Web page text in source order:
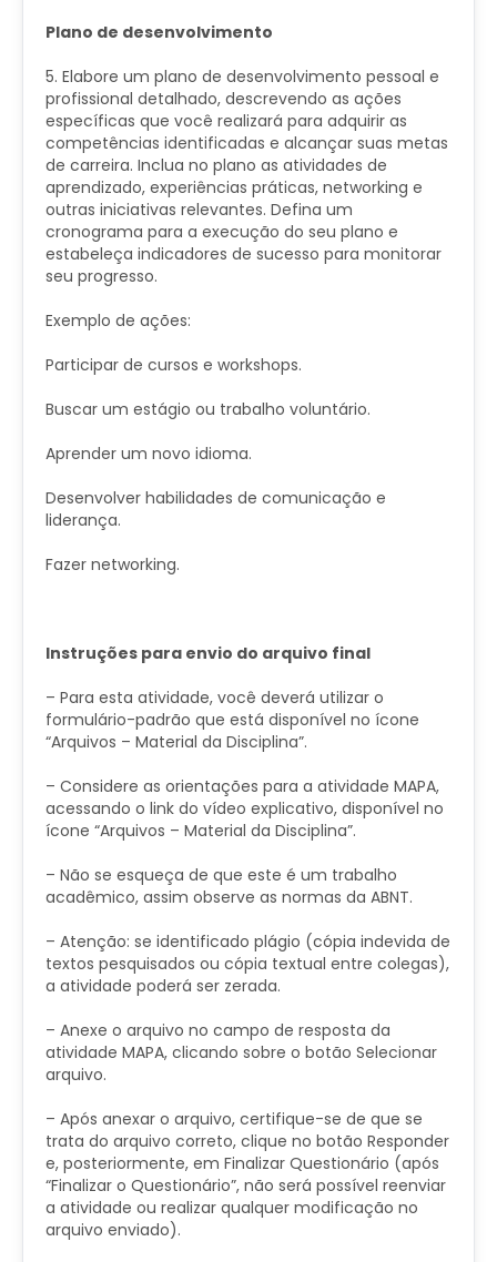
Plano de desenvolvimento
5. Elabore um plano de desenvolvimento pessoal e
profissional detalhado, descrevendo as ações
específicas que você realizará para adquirir as
competências identificadas e alcançar suas metas
de carreira. Inclua no plano as atividades de
aprendizado, experiências práticas, networking e
outras iniciativas relevantes. Defina um
cronograma para a execução do seu plano e
estabeleça indicadores de sucesso para monitorar
seu progresso.
Exemplo de ações:
Participar de cursos e workshops.
Buscar um estágio ou trabalho voluntário.
Aprender um novo idioma.
Desenvolver habilidades de comunicação e
liderança.
Fazer networking.
​Instruções para envio do arquivo final
– Para esta atividade, você deverá utilizar o
formulário-padrão que está disponível no ícone
“Arquivos – Material da Disciplina”.
– Considere as orientações para a atividade MAPA,
acessando o link do vídeo explicativo, disponível no
ícone “Arquivos – Material da Disciplina”.
– Não se esqueça de que este é um trabalho
acadêmico, assim observe as normas da ABNT.
– Atenção: se identificado plágio (cópia indevida de
textos pesquisados ou cópia textual entre colegas),
a atividade poderá ser zerada.
– Anexe o arquivo no campo de resposta da
atividade MAPA, clicando sobre o botão Selecionar
arquivo.
– Após anexar o arquivo, certifique-se de que se
trata do arquivo correto, clique no botão Responder
e, posteriormente, em Finalizar Questionário (após
“Finalizar o Questionário”, não será possível reenviar
a atividade ou realizar qualquer modificação no
arquivo enviado).